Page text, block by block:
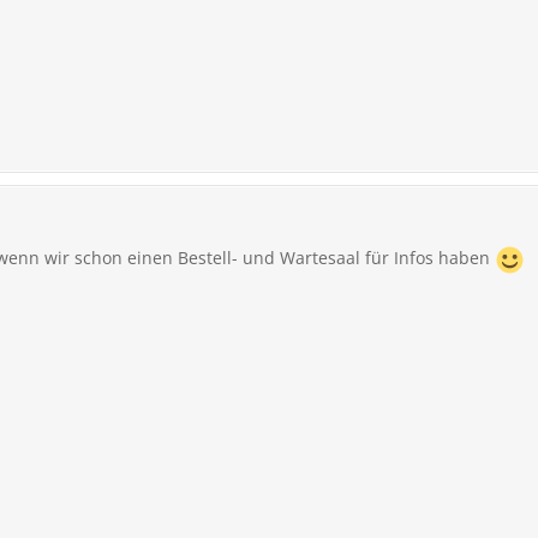
wir schon einen Bestell- und Wartesaal für Infos haben